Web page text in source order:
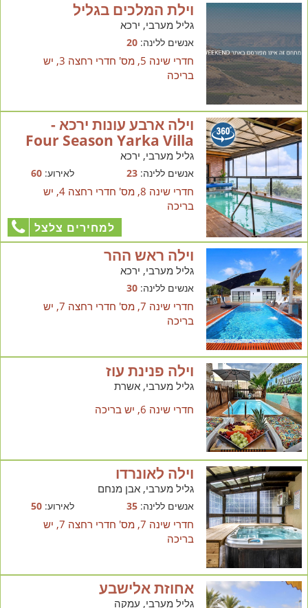
וילת המלכים בגליל
גליל מערבי, ירכא
אנשים ללינה:20
חדרי שינה 5, מס' חדרי רחצה 3, יש
בריכה
וילה ארבע עונות ירכא -
Four Season Yarka Villa
גליל מערבי, ירכא
אנשים ללינה:23 לאירוע:60
חדרי שינה 8, מס' חדרי רחצה 4, יש
בריכה
למחירים צלצל
וילה ראש ההר
גליל מערבי, ירכא
אנשים ללינה:30
חדרי שינה 7, מס' חדרי רחצה 7, יש
בריכה
וילה פנינת עוז
גליל מערבי, אשרת
חדרי שינה 6, יש בריכה
וילה לאונרדו
גליל מערבי, אבן מנחם
אנשים ללינה:35 לאירוע:50
חדרי שינה 7, מס' חדרי רחצה 7, יש
בריכה
אחוזת אלישבע
גליל מערבי, עמקה